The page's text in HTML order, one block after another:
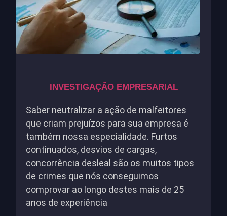
INVESTIGAÇÃO EMPRESARIAL
Saber neutralizar a ação de malfeitores
que criam prejuízos para sua empresa é
também nossa especialidade. Furtos
continuados, desvios de cargas,
concorrência desleal são os muitos tipos
de crimes que nós conseguimos
comprovar ao longo destes mais de 25
anos de experiência